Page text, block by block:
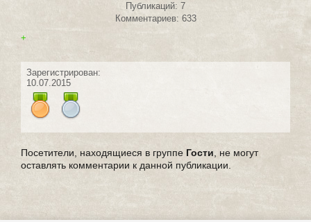
Публикаций: 7
Комментариев: 633
+
Зарегистрирован:
10.07.2015
Посетители, находящиеся в группе Гости , не могут
оставлять комментарии к данной публикации.